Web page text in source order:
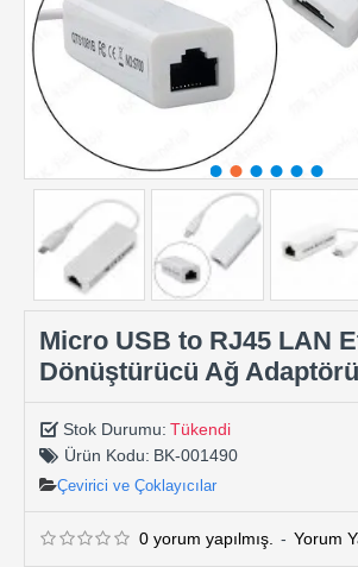
Micro USB to RJ45 LAN
Dönüştürücü Ağ Adaptörü
Stok Durumu: Tükendi
Ürün Kodu: BK-001490
Çevirici ve Çoklayıcılar
0 yorum yapılmış. - Yorum